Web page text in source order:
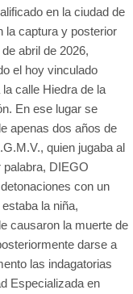
en la ciudad de
la captura y posterior
abril de 2026,
el hoy vinculado
calle Hiedra de la
En ese lugar se
apenas dos años de
quien jugaba al
palabra, DIEGO
con un
la niña,
causaron la muerte de
darse a
las indagatorias
Especializada en